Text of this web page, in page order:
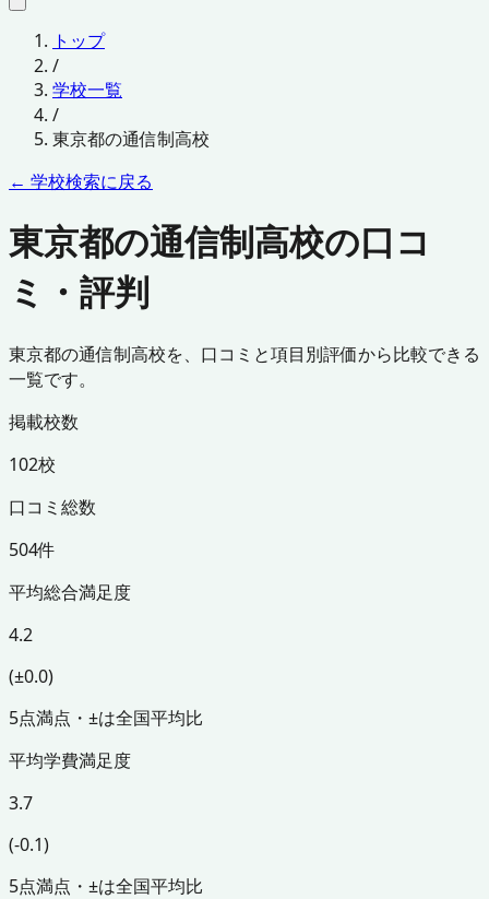
トップ
/
学校一覧
/
東京都の通信制高校
← 学校検索に戻る
東京都の通信制高校の口コ
ミ・評判
東京都の通信制高校を、口コミと項目別評価から比較できる
一覧です。
掲載校数
102校
口コミ総数
504件
平均総合満足度
4.2
(±0.0)
5点満点・±は全国平均比
平均学費満足度
3.7
(-0.1)
5点満点・±は全国平均比